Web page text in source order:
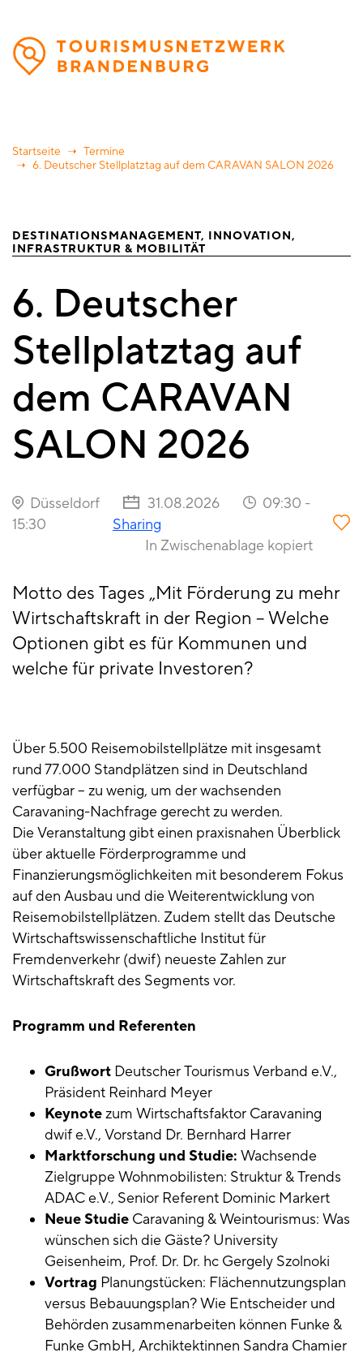
Direkt
zum
Inhalt
Startseite
Termine
6. Deutscher Stellplatztag auf dem CARAVAN SALON 2026
DESTINATIONSMANAGEMENT INNOVATION
INFRASTRUKTUR & MOBILITÄT
6. Deutscher
Stellplatztag auf
dem CARAVAN
SALON 2026
Düsseldorf 31.08.2026 09:30 -
15:30
Sharing
In Zwischenablage kopiert
Motto des Tages „Mit Förderung zu mehr
Wirtschaftskraft in der Region – Welche
Optionen gibt es für Kommunen und
welche für private Investoren?
Über 5.500 Reisemobilstellplätze mit insgesamt
rund 77.000 Standplätzen sind in Deutschland
verfügbar – zu wenig, um der wachsenden
Caravaning-Nachfrage gerecht zu werden.
Die Veranstaltung gibt einen praxisnahen Überblick
über aktuelle Förderprogramme und
Finanzierungsmöglichkeiten mit besonderem Fokus
auf den Ausbau und die Weiterentwicklung von
Reisemobilstellplätzen. Zudem stellt das Deutsche
Wirtschaftswissenschaftliche Institut für
Fremdenverkehr (dwif) neueste Zahlen zur
Wirtschaftskraft des Segments vor.
Programm und Referenten
Grußwort Deutscher Tourismus Verband e.V.,
Präsident Reinhard Meyer
Keynotezum Wirtschaftsfaktor Caravaning
dwif e.V., Vorstand Dr. Bernhard Harrer
Marktforschung und Studie: Wachsende
Zielgruppe Wohnmobilisten: Struktur & Trends
ADAC e.V., Senior Referent Dominic Markert
Neue Studie Caravaning & Weintourismus: Was
wünschen sich die Gäste? University
Geisenheim, Prof. Dr. Dr. hc Gergely Szolnoki
Vortrag Planungstücken: Flächennutzungsplan
versus Bebauungsplan? Wie Entscheider und
Behörden zusammenarbeiten können Funke &
Funke GmbH, Archiktektinnen Sandra Chamier